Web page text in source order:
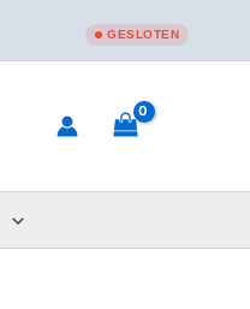
GESLOTEN